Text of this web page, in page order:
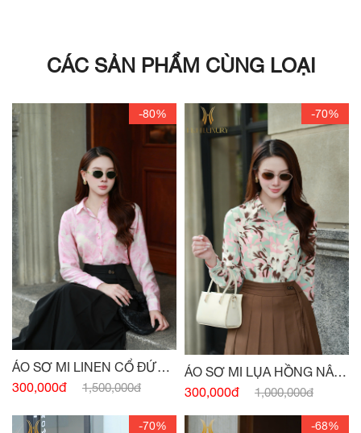
CÁC SẢN PHẨM CÙNG LOẠI
-80%
ÁO SƠ MI LINEN CỔ ĐỨC
HỒNG PASTEL
300,000đ 1,500,000đ
-70%
ÁO SƠ MI LỤA HỒNG NÂU
TÂY CỔ ĐỨC
300,000đ 1,000,000đ
-70% -68%